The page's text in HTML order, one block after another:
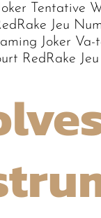
Tentative
Jeu
Joker Va-
RedRake